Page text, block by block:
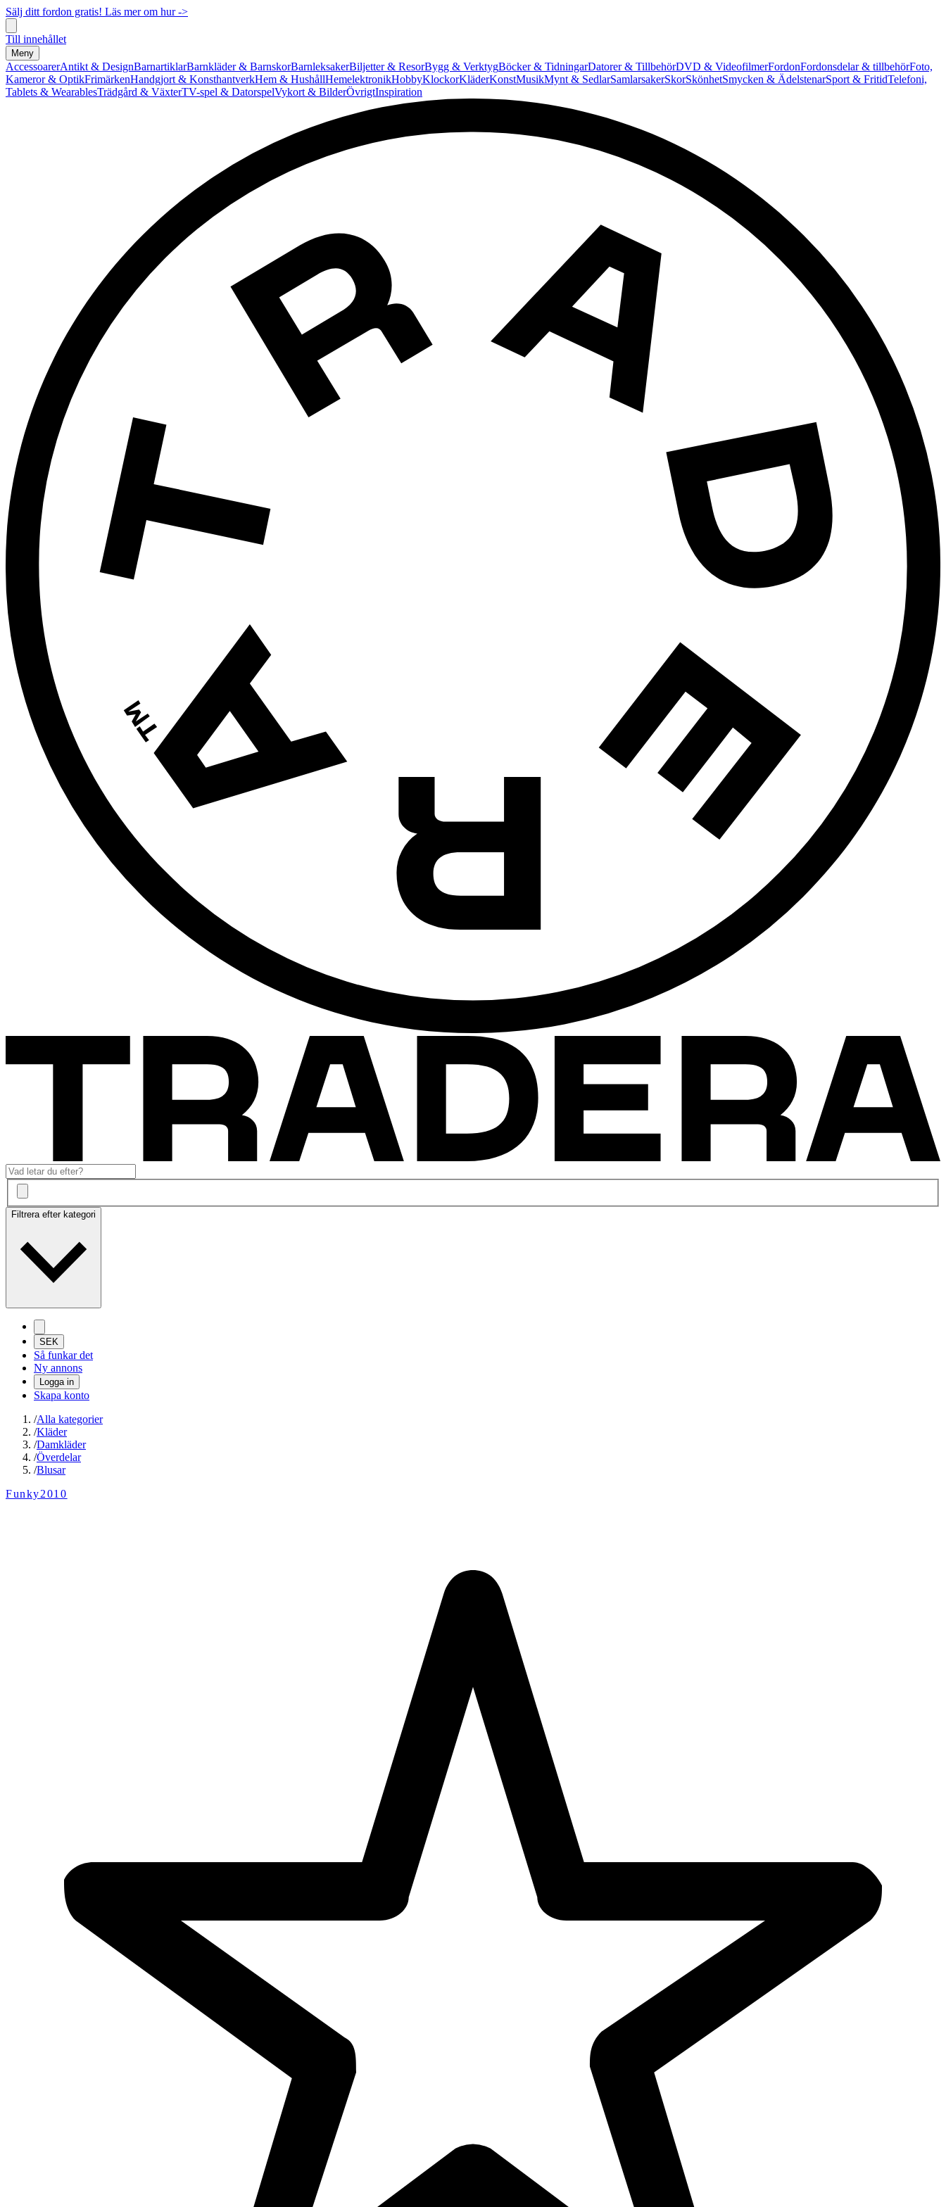
Sälj ditt fordon gratis! Läs mer om hur ->
Till innehållet
Meny
AccessoarerAntikt & DesignBarnartiklarBarnkläder & BarnskorBarnleksakerBiljetter & ResorBygg & VerktygBöcker & TidningarDatorer & TillbehörDVD & VideofilmerFordonFordonsdelar & tillbehörFoto,
Kameror & OptikFrimärkenHandgjort & KonsthantverkHem & HushållHemelektronikHobbyKlockorKläderKonstMusikMynt & SedlarSamlarsakerSkorSkönhetSmycken & ÄdelstenarSport & FritidTelefoni,
Tablets & WearablesTrädgård & VäxterTV-spel & DatorspelVykort & BilderÖvrigtInspiration
Filtrera efter kategori
SEK
Så funkar det
Ny annons
Logga in
Skapa konto
/Alla kategorier
/Kläder
/Damkläder
/Överdelar
/Blusar
Funky2010